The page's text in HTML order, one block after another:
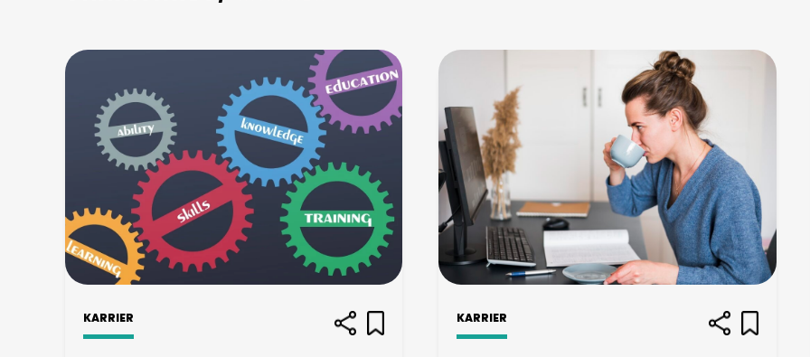
KARRIER KARRIER